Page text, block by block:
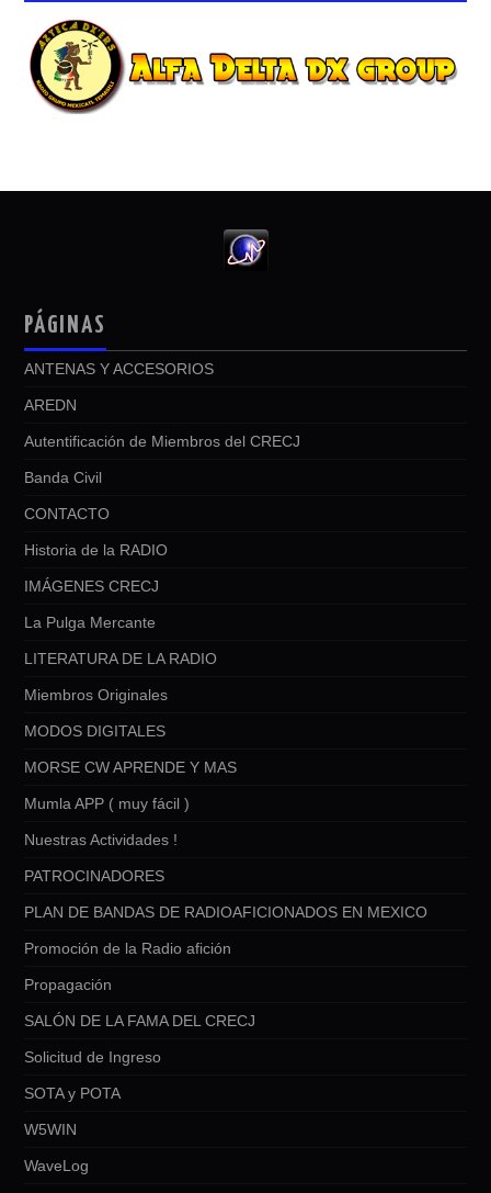
PÁGINAS
ANTENAS Y ACCESORIOS
AREDN
Autentificación de Miembros del CRECJ
Banda Civil
CONTACTO
Historia de la RADIO
IMÁGENES CRECJ
La Pulga Mercante
LITERATURA DE LA RADIO
Miembros Originales
MODOS DIGITALES
MORSE CW APRENDE Y MAS
Mumla APP ( muy fácil )
Nuestras Actividades !
PATROCINADORES
PLAN DE BANDAS DE RADIOAFICIONADOS EN MEXICO
Promoción de la Radio afición
Propagación
SALÓN DE LA FAMA DEL CRECJ
Solicitud de Ingreso
SOTA y POTA
W5WIN
WaveLog